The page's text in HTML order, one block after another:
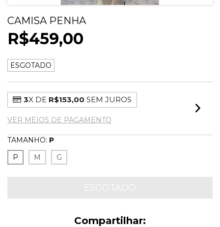
CAMISA PENHA
R$459,00
ESGOTADO
3X DE R$153,00 SEM JUROS
VER MEIOS DE PAGAMENTO
TAMANHO: P
P
M G
Compartilhar: